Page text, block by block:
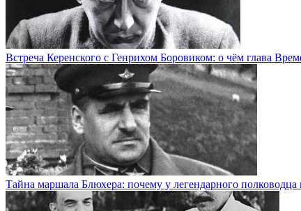
Встреча Керенского с Генрихом Боровиком: о чём глава
Тайна маршала Блюхера: почему у легендарного